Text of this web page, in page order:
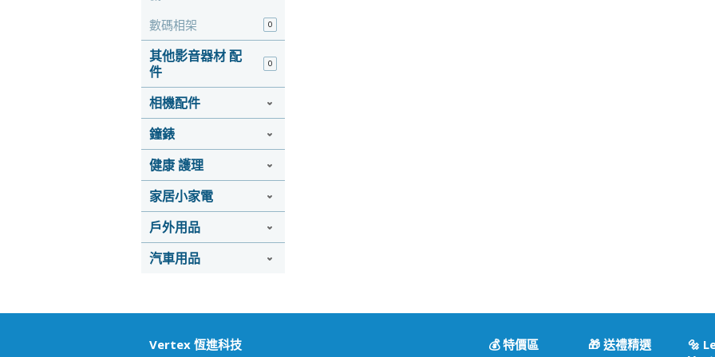
數碼相架 0
其他影音器材 配
件
0
相機配件
鐘錶
健康 護理
家居小家電
戶外用品
汽車用品
Vertex 恆進科技 💰 特價區 🎁 送禮精選
🔩